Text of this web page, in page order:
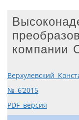
компании
Верхулевский
№ 6’2015
PDF версия